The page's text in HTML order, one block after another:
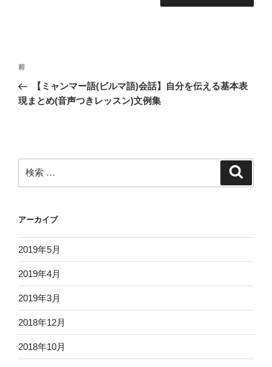
投
ナ
シ
ョ
過
去
の
前
【ミャンマー語(ビルマ語)会話】自分を伝える基本表
現まとめ(音声つきレッスン)文例集
索:
アーカイブ
2019年5月
2019年4月
2019年3月
2018年12月
2018年10月